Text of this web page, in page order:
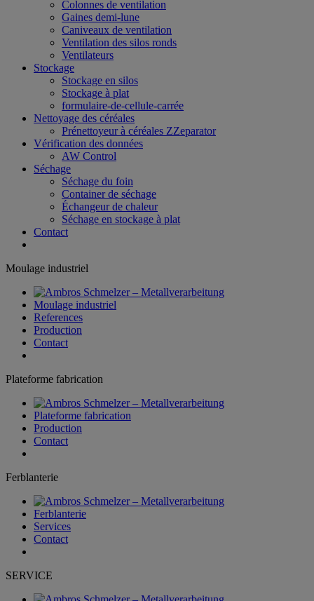
Colonnes de ventilation
Gaines demi-lune
Caniveaux de ventilation
Ventilation des silos ronds
Ventilateurs
Stockage
Stockage en silos
Stockage à plat
formulaire-de-cellule-carrée
Nettoyage des céréales
Prénettoyeur à céréales ZZeparator
Vérification des données
AW Control
Séchage
Séchage du foin
Container de séchage
Échangeur de chaleur
Séchage en stockage à plat
Contact
Moulage industriel
Moulage industriel
References
Production
Contact
Plateforme fabrication
Plateforme fabrication
Production
Contact
Ferblanterie
Ferblanterie
Services
Contact
SERVICE